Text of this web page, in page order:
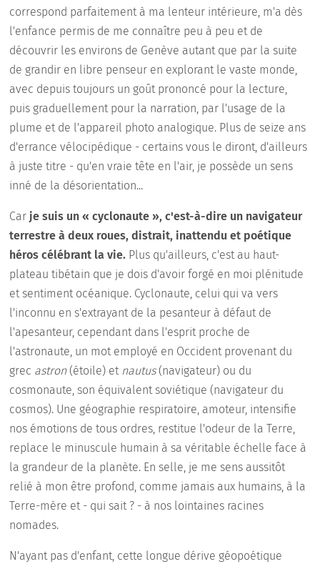
correspond parfaitement à ma lenteur intérieure, m'a dès
l'enfance permis de me connaître peu à peu et de
découvrir les environs de Genève autant que par la suite
de grandir en libre penseur en explorant le vaste monde,
avec depuis toujours un goût prononcé pour la lecture,
puis graduellement pour la narration, par l'usage de la
plume et de l'appareil photo analogique. Plus de seize ans
d'errance vélocipédique - certains vous le diront, d'ailleurs
à juste titre - qu'en vraie tête en l'air, je possède un sens
inné de la désorientation...
Car je suis un « cyclonaute », c'est-à-dire un navigateur
terrestre à deux roues, distrait, inattendu et poétique
héros célébrant la vie. Plus qu'ailleurs, c'est au haut-
plateau tibétain que je dois d'avoir forgé en moi plénitude
et sentiment océanique. Cyclonaute, celui qui va vers
l'inconnu en s'extrayant de la pesanteur à défaut de
l'apesanteur, cependant dans l'esprit proche de
l'astronaute, un mot employé en Occident provenant du
grec astron (étoile) et nautus (navigateur) ou du
cosmonaute, son équivalent soviétique (navigateur du
cosmos). Une géographie respiratoire, amoteur, intensifie
nos émotions de tous ordres, restitue l'odeur de la Terre,
replace le minuscule humain à sa véritable échelle face à
la grandeur de la planète. En selle, je me sens aussitôt
relié à mon être profond, comme jamais aux humains, à la
Terre-mère et - qui sait ? - à nos lointaines racines
nomades.
N'ayant pas d'enfant, cette longue dérive géopoétique